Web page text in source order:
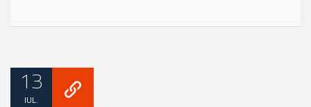
13
IUL.